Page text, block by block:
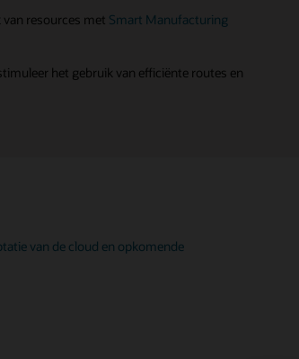
resources met Smart Manufacturing
het gebruik van efficiënte routes en
van de cloud en opkomende